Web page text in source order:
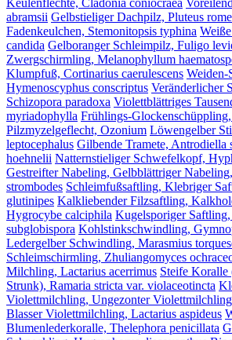
Keulenflechte, Cladonia coniocraea
abramsii Gelbstieliger Dachpilz, Pluteus
Fadenkeulchen, Stemonitopsis typhina
candida Gelboranger Schleimpilz, Fuligo
Zwergschirmling, Melanophyllum
Klumpfuß, Cortinarius caerulescens Weiden-
Hymenoscyphus conscriptus Veränderlicher
Schizopora paradoxa Violettblättriges
myriadophylla Frühlings-
Pilzmyzelgeflecht, Ozonium Löwengelber
leptocephalus Gilbende Tramete, Antrodiella
hoehnelii Natternstieliger Schwefelkopf,
Gestreifter Nabeling, Gelbblättriger
strombodes Schleimfußsaftling, Klebriger
glutinipes Kalkliebender Filzsaftling,
Hygrocybe calciphila Kugelsporiger
subglobispora Kohlstinkschwindling,
Ledergelber Schwindling, Marasmius
Schleimschirmling, Zhuliangomyces
Milchling, Lactarius acerrimus Steife Koralle
Strunk), Ramaria stricta var. violaceotincta
Violettmilchling, Ungezonter
Blasser Violettmilchling, Lactarius aspideus
Blumenlederkoralle, Thelephora penicillata